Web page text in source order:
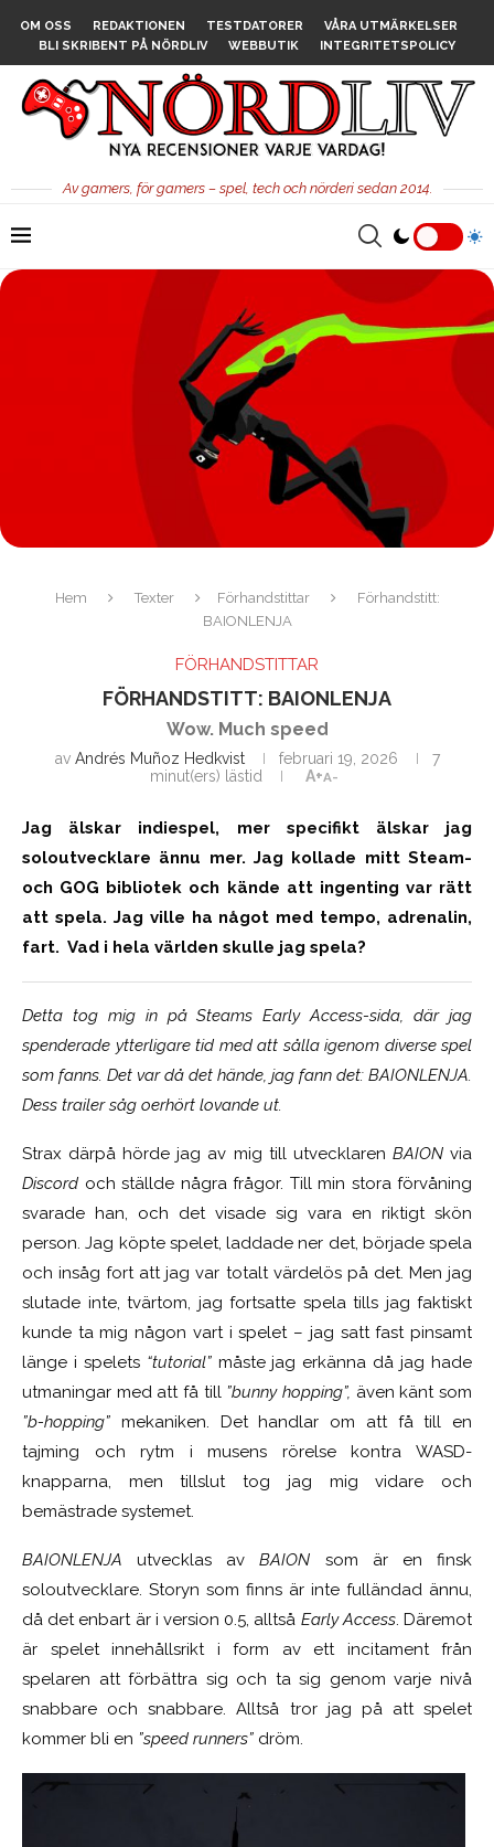
OM OSS REDAKTIONEN TESTDATORER
VÅRA UTMÄRKELSER
BLI SKRIBENT PÅ NÖRDLIV
WEBBUTIK INTEGRITETSPOLICY
Av gamers, för gamers – spel, tech och nörderi sedan 2014.
Hem Texter Förhandstittar
Förhandstitt:
BAIONLENJA
FÖRHANDSTITTAR
FÖRHANDSTITT: BAIONLENJA
Wow. Much speed
av Andrés Muñoz Hedkvist februari 19, 2026
7
minut(ers) lästid
A+A-
Jag älskar indiespel, mer specifikt älskar jag
soloutvecklare ännu mer. Jag kollade mitt Steam-
och GOG bibliotek och kände att ingenting var rätt
att spela. Jag ville ha något med tempo, adrenalin,
fart. Vad i hela världen skulle jag spela?
Detta tog mig in på Steams Early Access-sida, där jag
spenderade ytterligare tid med att sålla igenom diverse spel
som fanns. Det var då det hände, jag fann det: BAIONLENJA.
Dess trailer såg oerhört lovande ut.
Strax därpå hörde jag av mig till utvecklaren BAIONvia
Discord och ställde några frågor. Till min stora förvåning
svarade han, och det visade sig vara en riktigt skön
person. Jag köpte spelet, laddade ner det, började spela
och insåg fort att jag var totalt värdelös på det. Men jag
slutade inte, tvärtom, jag fortsatte spela tills jag faktiskt
kunde ta mig någon vart i spelet – jag satt fast pinsamt
länge i spelets “tutorial”måste jag erkänna då jag hade
utmaningar med att få till ”bunny hopping”, även känt som
”b-hopping” mekaniken. Det handlar om att få till en
tajming och rytm i musens rörelse kontra WASD-
knapparna, men tillslut tog jag mig vidare och
bemästrade systemet.
BAIONLENJA utvecklas avBAION som är en finsk
soloutvecklare. Storyn som finns är inte fulländad ännu,
då det enbart är i version 0.5, alltså Early Access. Däremot
är spelet innehållsrikt i form av ett incitament från
spelaren att förbättra sig och ta sig genom varje nivå
snabbare och snabbare. Alltså tror jag på att spelet
kommer bli en ”speed runners” dröm.